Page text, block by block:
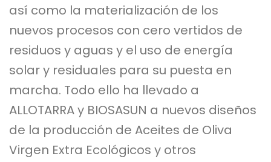
así como la materialización de los
nuevos procesos con cero vertidos de
residuos y aguas y el uso de energía
solar y residuales para su puesta en
marcha. Todo ello ha llevado a
ALLOTARRA y BIOSASUN a nuevos diseños
de la producción de Aceites de Oliva
Virgen Extra Ecológicos y otros